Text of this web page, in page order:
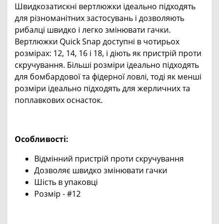
Швидкозатискні вертлюжки ідеально підходять
для різноманітних застосувань і дозволяють
рибалці швидко і легко змінювати гачки.
Вертлюжки Quick Snap доступні в чотирьох
розмірах: 12, 14, 16 і 18, і діють як пристрій проти
скручування. Більші розміри ідеально підходять
для бомбардової та фідерної ловлі, тоді як менші
розміри ідеально підходять для жерличних та
поплавкових оснасток.
Особливості:
Відмінний пристрій проти скручування
Дозволяє швидко змінювати гачки
Шість в упаковці
Розмір - #12